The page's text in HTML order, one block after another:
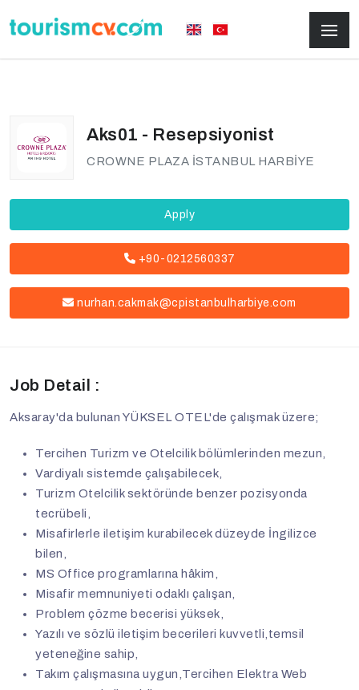
Aks01 - Resepsiyonist
CROWNE PLAZA İSTANBUL HARBİYE
Apply
+90-0212560337
nurhan.cakmak@cpistanbulharbiye.com
Job Detail :
Aksaray'da bulunan YÜKSEL OTEL'de çalışmak üzere;
Tercihen Turizm ve Otelcilik bölümlerinden mezun,
Vardiyalı sistemde çalışabilecek,
Turizm Otelcilik sektöründe benzer pozisyonda
tecrübeli,
Misafirlerle iletişim kurabilecek düzeyde İngilizce
bilen,
MS Office programlarına hâkim,
Misafir memnuniyeti odaklı çalışan,
Problem çözme becerisi yüksek,
Yazılı ve sözlü iletişim becerileri kuvvetli,temsil
yeteneğine sahip,
Takım çalışmasına uygun,Tercihen Elektra Web